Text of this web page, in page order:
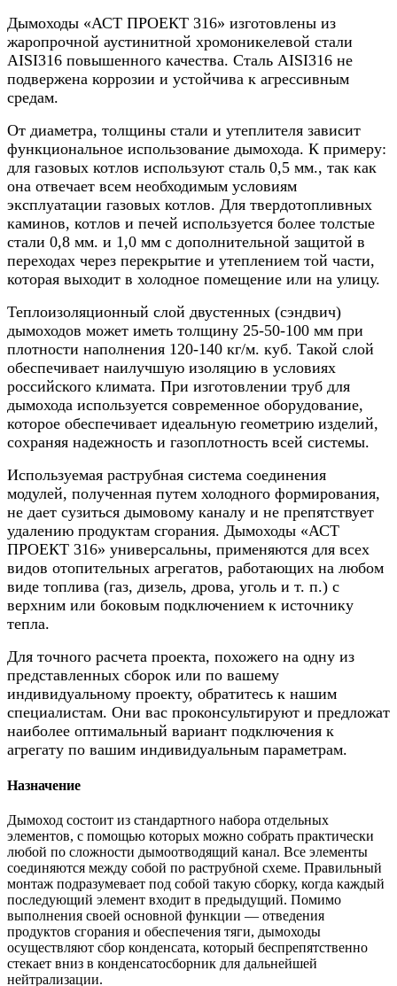
Дымоходы «АСТ ПРОЕКТ 316» изготовлены из
жаропрочной аустинитной хромоникелевой стали
AISI316 повышенного качества. Сталь AISI316 не
подвержена коррозии и устойчива к агрессивным
средам.
От диаметра, толщины стали и утеплителя зависит
функциональное использование дымохода. К примеру:
для газовых котлов используют сталь 0,5 мм., так как
она отвечает всем необходимым условиям
эксплуатации газовых котлов. Для твердотопливных
каминов, котлов и печей используется более толстые
стали 0,8 мм. и 1,0 мм с дополнительной защитой в
переходах через перекрытие и утеплением той части,
которая выходит в холодное помещение или на улицу.
Теплоизоляционный слой двустенных (сэндвич)
дымоходов может иметь толщину 25-50-100 мм при
плотности наполнения 120-140 кг/м. куб. Такой слой
обеспечивает наилучшую изоляцию в условиях
российского климата. При изготовлении труб для
дымохода используется современное оборудование,
которое обеспечивает идеальную геометрию изделий,
сохраняя надежность и газоплотность всей системы.
Используемая раструбная система соединения
модулей, полученная путем холодного формирования,
не дает сузиться дымовому каналу и не препятствует
удалению продуктам сгорания. Дымоходы «АСТ
ПРОЕКТ 316» универсальны, применяются для всех
видов отопительных агрегатов, работающих на любом
виде топлива (газ, дизель, дрова, уголь и т. п.) с
верхним или боковым подключением к источнику
тепла.
Для точного расчета проекта, похожего на одну из
представленных сборок или по вашему
индивидуальному проекту, обратитесь к нашим
специалистам. Они вас проконсультируют и предложат
наиболее оптимальный вариант подключения к
агрегату по вашим индивидуальным параметрам.
Назначение
Дымоход состоит из стандартного набора отдельных
элементов, с помощью которых можно собрать практически
любой по сложности дымоотводящий канал. Все элементы
соединяются между собой по раструбной схеме. Правильный
монтаж подразумевает под собой такую сборку, когда каждый
последующий элемент входит в предыдущий. Помимо
выполнения своей основной функции — отведения
продуктов сгорания и обеспечения тяги, дымоходы
осуществляют сбор конденсата, который беспрепятственно
стекает вниз в конденсатосборник для дальнейшей
нейтрализации.